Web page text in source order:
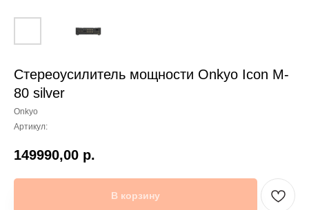
Стереоусилитель мощности Onkyo Icon M-
80 silver
Onkyo
Артикул:
149990,00 р.
В корзину